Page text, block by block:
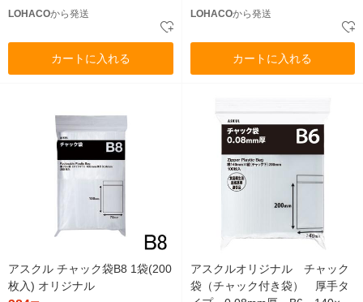
LOHACOから発送
カートに入れる
LOHACOから発送
カートに入れる
アスクル チャック袋B8 1袋(200
枚入) オリジナル
アスクルオリジナル チャック
袋（チャック付き袋） 厚手タ